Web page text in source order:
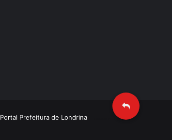
Criação de Sites TTG Sistemas
Portal Prefeitura de Londrina